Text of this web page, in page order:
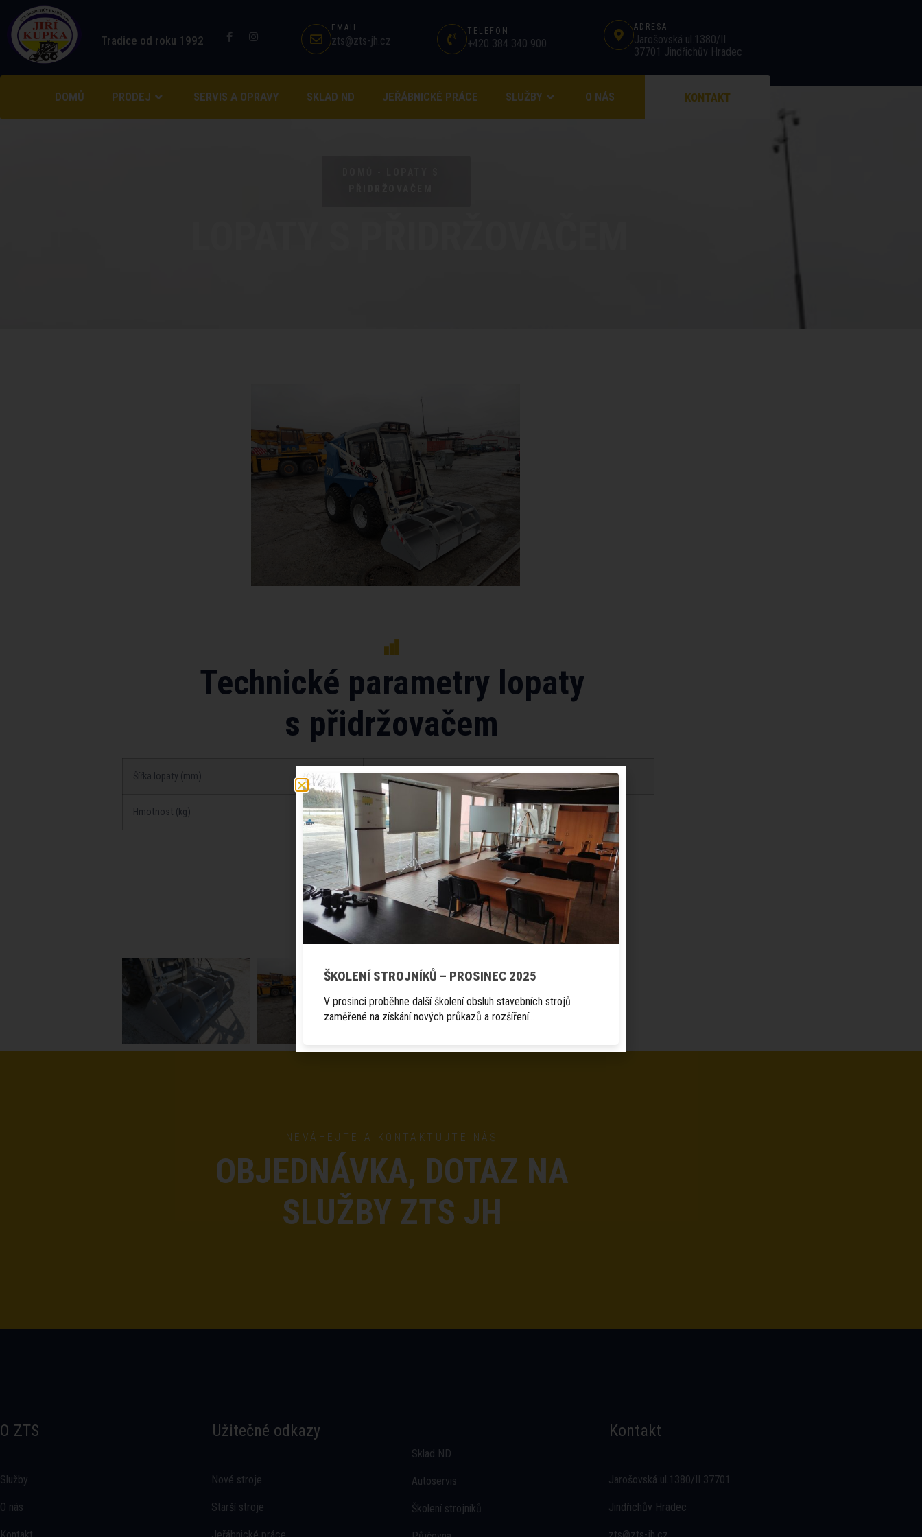
Tradice od roku 1992
EMAIL
zts@zts-jh.cz
TELEFON
+420 384 340 900
ADRESA
Jarošovská ul.1380/II
37701 Jindřichův Hradec
DOMŮ PRODEJ SERVIS A OPRAVY SKLAD ND JEŘÁBNICKÉ PRÁCE SLUŽBY O NÁS KONTAKT
Technické parametry lopaty
s přidržovačem
Šířka lopaty (mm) 1730/1850/1880/2100
Hmotnost (kg) 290/320/350/390
Fotogalerie
NEVÁHEJTE A KONTAKTUJTE NÁS
OBJEDNÁVKA, DOTAZ NA
SLUŽBY ZTS JH
O ZTS
Služby
O nás
Užitečné odkazy
Nové stroje
Starší stroje
Sklad ND
Autoservis
Školení strojníků
Kontakt
Jarošovská ul.1380/II 37701
Jindřichův Hradec
ŠKOLENÍ STROJNÍKŮ – PROSINEC 2025
V prosinci proběhne další školení obsluh stavebních strojů
zaměřené na získání nových průkazů a rozšíření…